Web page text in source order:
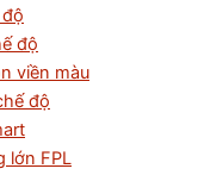
độ
viền màu
độ
lớn FPL